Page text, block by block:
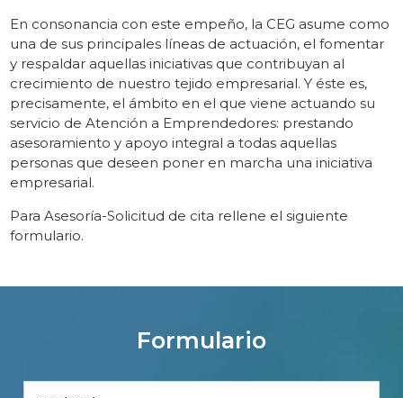
En consonancia con este empeño, la CEG asume como
una de sus principales líneas de actuación, el fomentar
y respaldar aquellas iniciativas que contribuyan al
crecimiento de nuestro tejido empresarial. Y éste es,
precisamente, el ámbito en el que viene actuando su
servicio de Atención a Emprendedores: prestando
asesoramiento y apoyo integral a todas aquellas
personas que deseen poner en marcha una iniciativa
empresarial.
Para Asesoría-Solicitud de cita rellene el siguiente
formulario.
Formulario